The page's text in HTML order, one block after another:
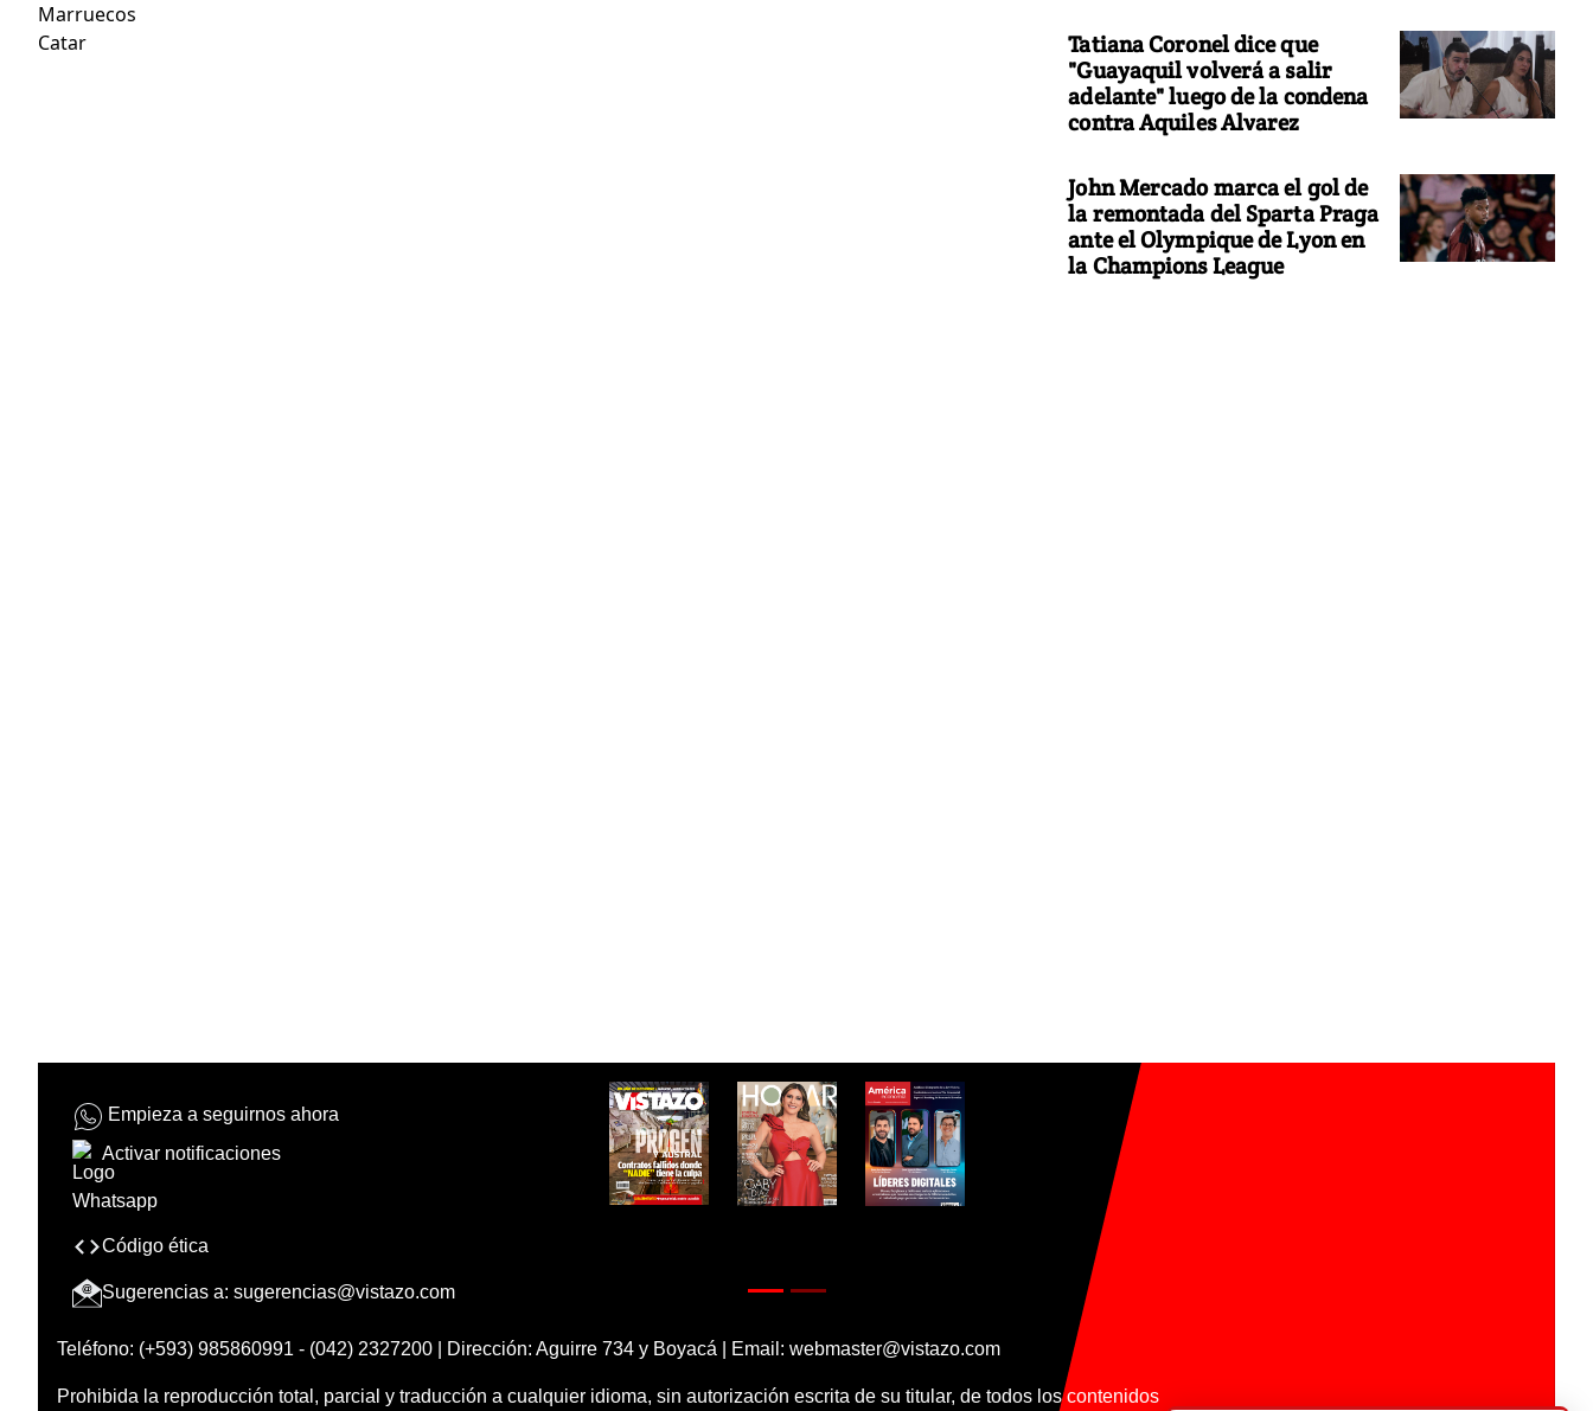
Marruecos
Catar
Tatiana Coronel dice que
"Guayaquil volverá a salir
adelante" luego de la condena
contra Aquiles Alvarez
John Mercado marca el gol de
la remontada del Sparta Praga
ante el Olympique de Lyon en
la Champions League
Empieza a seguirnos ahora
Activar notificaciones
Código ética
Sugerencias a: sugerencias@vistazo.com
Teléfono: (+593) 985860991 - (042) 2327200 | Dirección: Aguirre 734 y Boyacá | Email: webmaster@vistazo.com
Prohibida la reproducción total, parcial y traducción a cualquier idioma, sin autorización escrita de su titular, de todos los contenidos